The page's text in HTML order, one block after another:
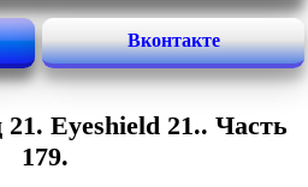
Вконтакте
Eyeshield 21.. Часть
179.